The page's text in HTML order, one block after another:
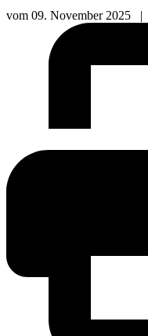
vom 09. November 2025 |